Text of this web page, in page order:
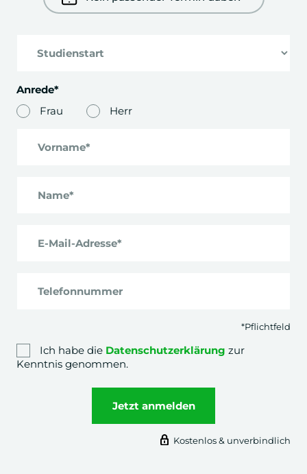
Praktikum
Anrede*
Frau
Herr
Vorname*
Name*
E-Mail-Adresse*
Telefonnummer
*Pflichtfeld
Ich habe die Datenschutzerklärung zur
Kenntnis genommen.
Jetzt anmelden
Kostenlos & unverbindlich